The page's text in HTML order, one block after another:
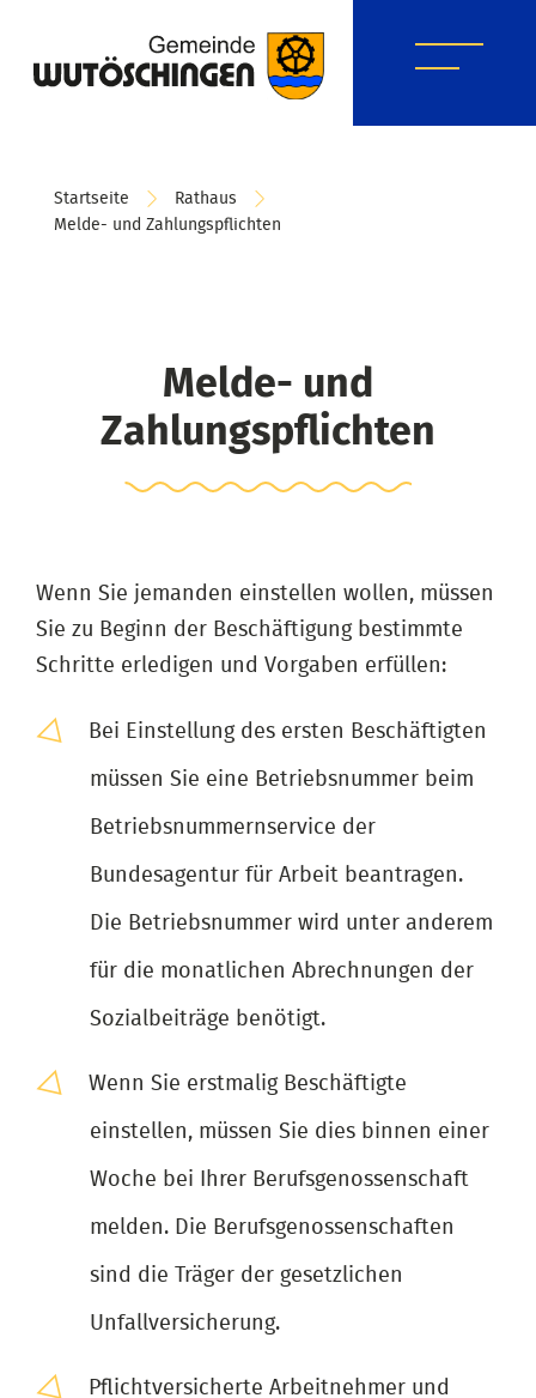
Startseite
Rathaus
Melde- und Zahlungspflichten
Melde- und
Zahlungspflichten
Wenn Sie jemanden einstellen wollen, müssen
Sie zu Beginn der Beschäftigung bestimmte
Schritte erledigen und Vorgaben erfüllen:
Bei Einstellung des ersten Beschäftigten
müssen Sie eine Betriebsnummer beim
Betriebsnummernservice der
Bundesagentur für Arbeit beantragen.
Die Betriebsnummer wird unter anderem
für die monatlichen Abrechnungen der
Sozialbeiträge benötigt.
Wenn Sie erstmalig Beschäftigte
einstellen, müssen Sie dies binnen einer
Woche bei Ihrer Berufsgenossenschaft
melden. Die Berufsgenossenschaften
sind die Träger der gesetzlichen
Unfallversicherung.
Pflichtversicherte Arbeitnehmer und